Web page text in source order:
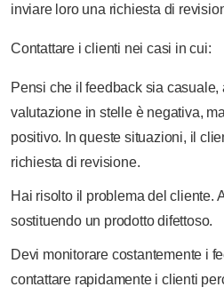
inviare loro una richiesta di
Contattare i clienti nei casi in cui:
Pensi che il feedback sia
valutazione in stelle è negativa,
positivo. In queste situazioni, il
richiesta di revisione.
Hai risolto il problema del cliente.
sostituendo un prodotto difettoso.
Devi monitorare costantemente i
contattare rapidamente i clienti